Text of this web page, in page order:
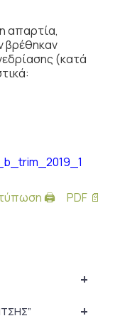
απαρτία,
βρέθηκαν
(κατά
🖨 PDF 📄
+
+